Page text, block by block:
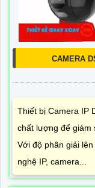
CAMERA
Thiết bị Camera IP
chất lượng để giám
Với độ phân giải
nghệ IP, camera...